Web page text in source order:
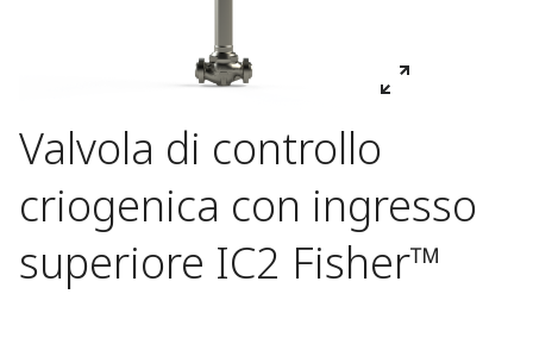
Valvola di controllo
criogenica con ingresso
superiore IC2 Fisher™